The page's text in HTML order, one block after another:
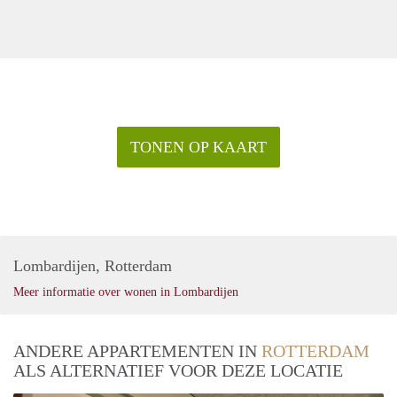
TONEN OP KAART
Lombardijen, Rotterdam
Meer informatie over wonen in Lombardijen
ANDERE APPARTEMENTEN IN ROTTERDAM
ALS ALTERNATIEF VOOR DEZE LOCATIE